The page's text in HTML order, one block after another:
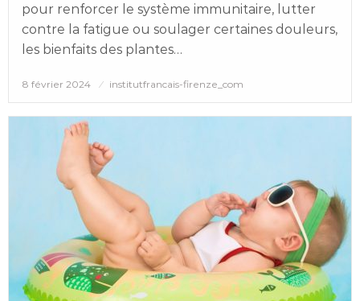
pour renforcer le système immunitaire, lutter
contre la fatigue ou soulager certaines douleurs,
les bienfaits des plantes…
Posted
8 février 2024 institutfrancais-firenze_com